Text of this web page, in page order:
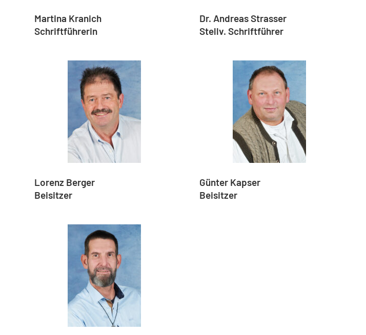
Martina Kranich
Schriftführerin
Dr. Andreas Strasser
Stellv. Schriftführer
Lorenz Berger
Beisitzer
Günter Kapser
Beisitzer